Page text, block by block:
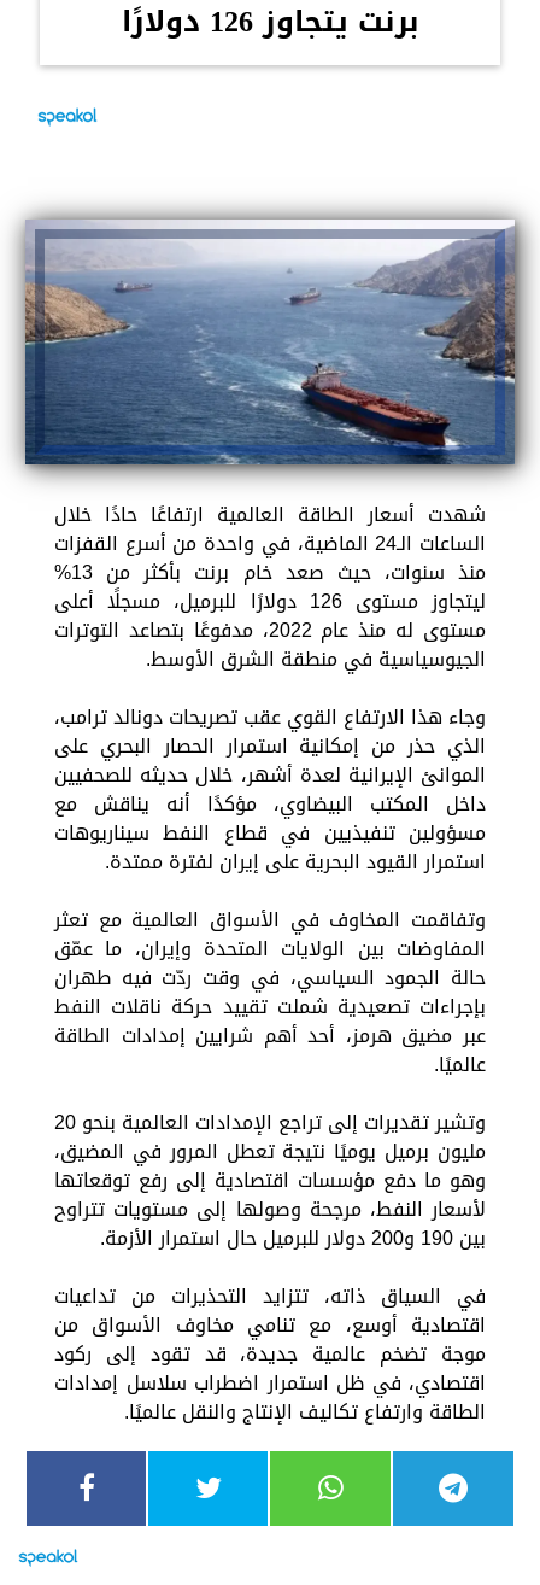
برنت يتجاوز 126 دولارًا
شهدت أسعار الطاقة العالمية ارتفاعًا حادًا خلال
الساعات الـ24 الماضية، في واحدة من أسرع القفزات
منذ سنوات، حيث صعد خام برنت بأكثر من 13%
ليتجاوز مستوى 126 دولارًا للبرميل، مسجلًا أعلى
مستوى له منذ عام 2022، مدفوعًا بتصاعد التوترات
الجيوسياسية في منطقة الشرق الأوسط.
وجاء هذا الارتفاع القوي عقب تصريحات دونالد ترامب،
الذي حذر من إمكانية استمرار الحصار البحري على
الموانئ الإيرانية لعدة أشهر، خلال حديثه للصحفيين
داخل المكتب البيضاوي، مؤكدًا أنه يناقش مع
مسؤولين تنفيذيين في قطاع النفط سيناريوهات
استمرار القيود البحرية على إيران لفترة ممتدة.
وتفاقمت المخاوف في الأسواق العالمية مع تعثر
المفاوضات بين الولايات المتحدة وإيران، ما عمّق
حالة الجمود السياسي، في وقت ردّت فيه طهران
بإجراءات تصعيدية شملت تقييد حركة ناقلات النفط
عبر مضيق هرمز، أحد أهم شرايين إمدادات الطاقة
عالميًا.
وتشير تقديرات إلى تراجع الإمدادات العالمية بنحو 20
مليون برميل يوميًا نتيجة تعطل المرور في المضيق،
وهو ما دفع مؤسسات اقتصادية إلى رفع توقعاتها
لأسعار النفط، مرجحة وصولها إلى مستويات تتراوح
بين 190 و200 دولار للبرميل حال استمرار الأزمة.
في السياق ذاته، تتزايد التحذيرات من تداعيات
اقتصادية أوسع، مع تنامي مخاوف الأسواق من
موجة تضخم عالمية جديدة، قد تقود إلى ركود
اقتصادي، في ظل استمرار اضطراب سلاسل إمدادات
الطاقة وارتفاع تكاليف الإنتاج والنقل عالميًا.